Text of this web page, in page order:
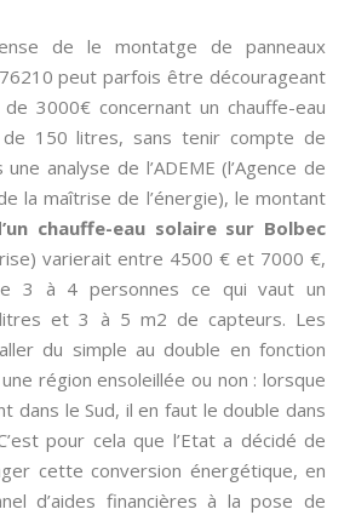
de le montatge de panneaux
peut parfois être décourageant
3000€ concernant un chauffe-eau
de 150 litres, sans tenir compte de
une analyse de l’ADEME (l’Agence de
la maîtrise de l’énergie), le montant
chauffe-eau solaire sur Bolbec
varierait entre 4500 € et 7000 €,
3 à 4 personnes ce qui vaut un
et 3 à 5 m2 de capteurs. Les
du simple au double en fonction
région ensoleillée ou non : lorsque
dans le Sud, il en faut le double dans
pour cela que l’Etat a décidé de
cette conversion énergétique, en
d’aides financières à la pose de